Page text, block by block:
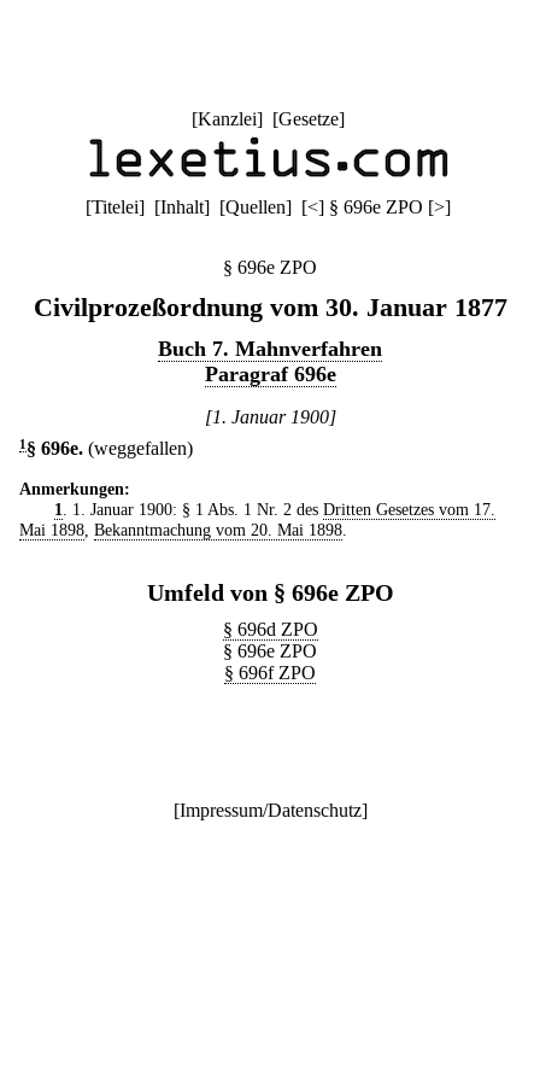
[Kanzlei] [Gesetze]
[Titelei] [Inhalt] [Quellen] [<] § 696e ZPO [>]
§ 696e ZPO
Civilprozeßordnung vom 30. Januar 1877
Buch 7. Mahnverfahren
Paragraf 696e
[1. Januar 1900]
1 § 696e. (weggefallen)
Anmerkungen:
1
. 1. Januar 1900: § 1 Abs. 1 Nr. 2 des Dritten Gesetzes vom 17.
Mai 1898 Bekanntmachung vom 20. Mai 1898
Umfeld von § 696e ZPO
§ 696d ZPO
§ 696e ZPO
§ 696f ZPO
[Impressum/Datenschutz]